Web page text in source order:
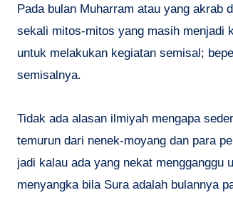
Pada bulan Muharram atau yang akrab ditelinga masyarakat Indonesia terutama Jawa dengan sebutan Sura kali ini, banyak
sekali mitos-mitos yang masih menjadi
untuk melakukan kegiatan semisal;
semisalnya.
Tidak ada alasan ilmiyah mengapa
temurun dari nenek-moyang dan para
jadi kalau ada yang nekat mengganggu
menyangka bila Sura adalah bulannya